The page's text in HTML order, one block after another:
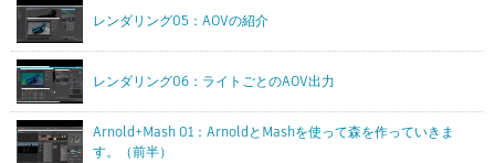
レンダリング05：AOVの紹介
レンダリング06：ライトごとのAOV出力
Arnold+Mash 01：ArnoldとMashを使って森を作っていきま
す。（前半）